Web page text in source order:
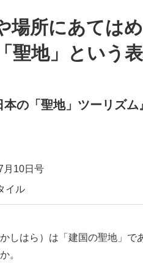
も…」本田圭佑が初めて明かした日
場所にあては
聖地」という
の「聖地」ツーリズ
月10日号
イル
しはら）は「建国の聖地」で
。